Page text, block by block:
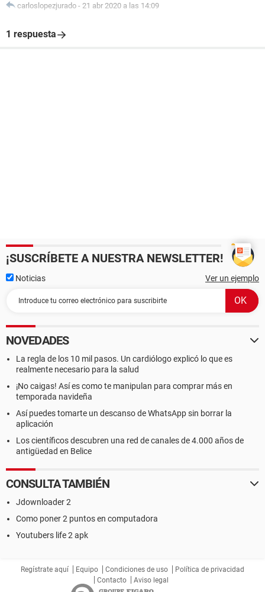
carloslopezjurado - 21 abr 2020 a las 14:09
1 respuesta
¡SUSCRÍBETE A NUESTRA NEWSLETTER!
Noticias Ver un ejemplo
NOVEDADES
La regla de los 10 mil pasos. Un cardiólogo explicó lo que es
realmente necesario para la salud
¡No caigas! Así es como te manipulan para comprar más en
temporada navideña
Así puedes tomarte un descanso de WhatsApp sin borrar la
aplicación
Los científicos descubren una red de canales de 4.000 años de
antigüedad en Belice
CONSULTA TAMBIÉN
Jdownloader 2
Como poner 2 puntos en computadora
Youtubers life 2 apk
Regístrate aquí Equipo Condiciones de uso
Política de privacidad
Contacto
Aviso legal